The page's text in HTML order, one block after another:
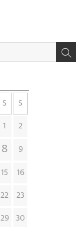
S S
1 2
8 9
15 16
22 23
29 30